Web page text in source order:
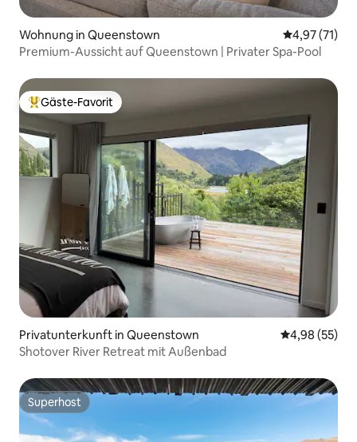
Wohnung in Queenstown
4,97 (71)
Premium-Aussicht auf Queenstown | Privater Spa-Pool
Beliebter Gäste-Favorit.
Gäste-Favorit
Privatunterkunft in Queenstown
4,98 (55)
Shotover River Retreat mit Außenbad
Superhost
Superhost